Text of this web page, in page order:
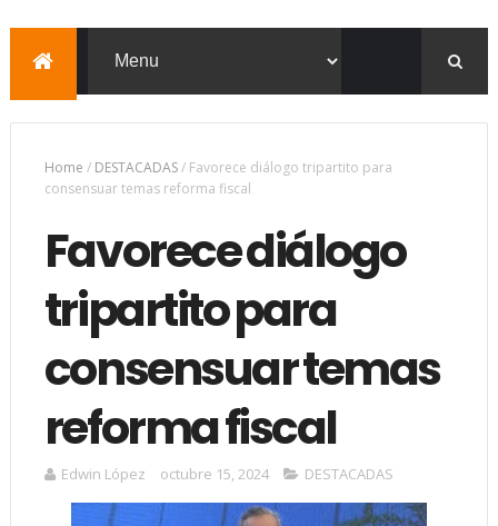
Home / DESTACADAS/ Favorece diálogo tripartito para
consensuar temas reforma fiscal
Favorece diálogo
tripartito para
consensuar temas
reforma fiscal
Edwin López octubre 15, 2024 DESTACADAS